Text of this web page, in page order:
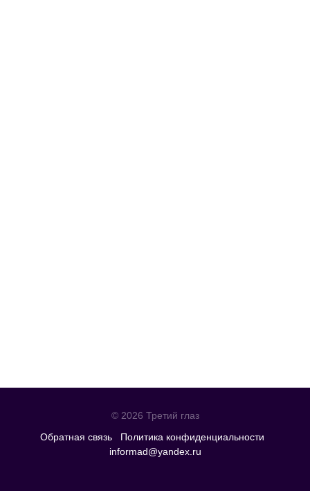
© 2026 Третий глаз
Обратная связь
Политика конфиденциальности
informad@yandex.ru